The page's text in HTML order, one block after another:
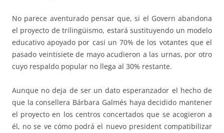
No parece aventurado pensar que, si el Govern abandona
el proyecto de trilingüismo, estará sustituyendo un modelo
educativo apoyado por casi un 70% de los votantes que el
pasado veintisiete de mayo acudieron a las urnas, por otro
cuyo respaldo popular no llega al 30% restante.
Aunque no deja de ser un dato esperanzador el hecho de
que la consellera Bárbara Galmés haya decidido mantener
el proyecto en los centros concertados que se acogieron a
él, no se ve cómo podrá el nuevo president compatibilizar